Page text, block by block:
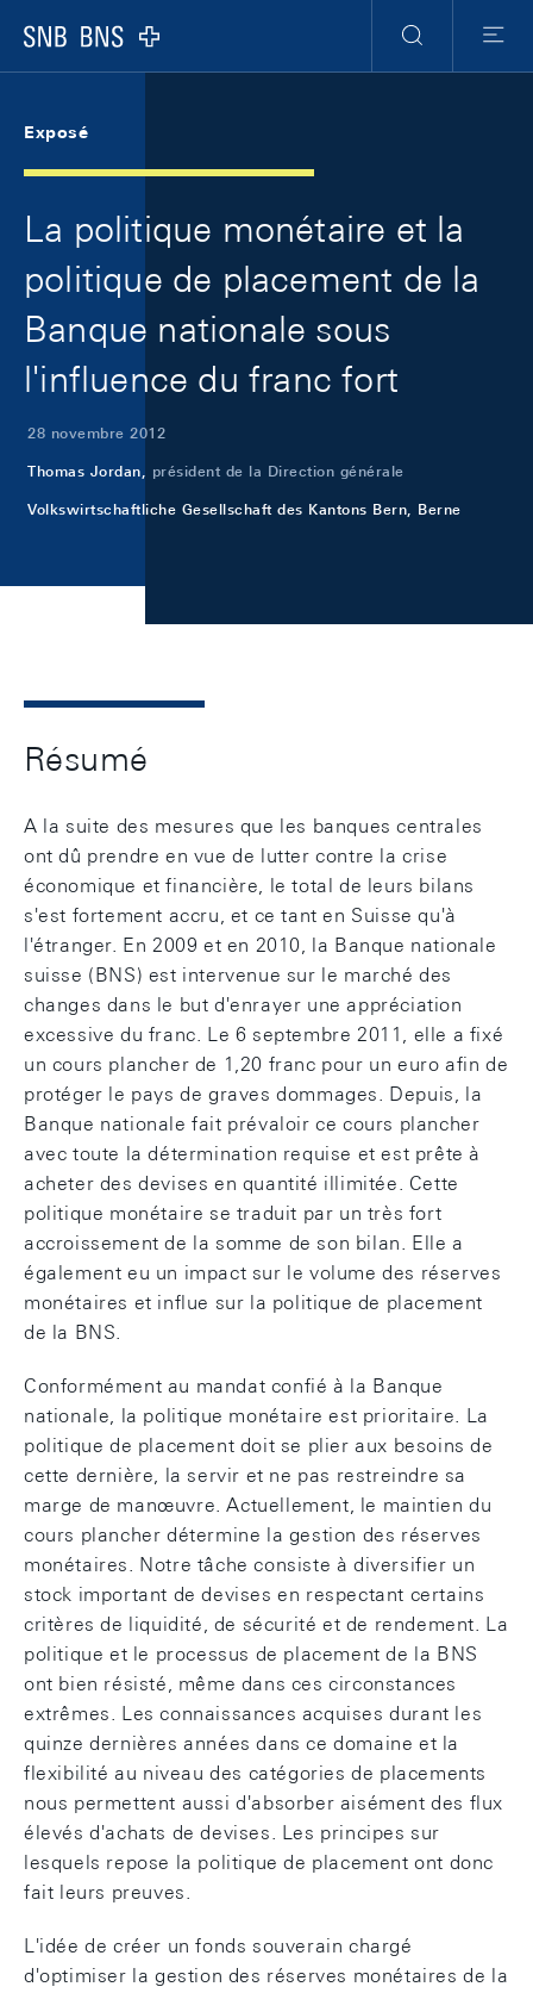
Logo
RechercheMenu
Exposé
La politique monétaire et la
politique de placement de la
Banque nationale sous
l'influence du franc fort
28 novembre 2012
Thomas Jordan, président de la Direction générale
Volkswirtschaftliche Gesellschaft des Kantons Bern, Berne
Résumé
A la suite des mesures que les banques centrales
ont dû prendre en vue de lutter contre la crise
économique et financière, le total de leurs bilans
s'est fortement accru, et ce tant en Suisse qu'à
l'étranger. En 2009 et en 2010, la Banque nationale
suisse (BNS) est intervenue sur le marché des
changes dans le but d'enrayer une appréciation
excessive du franc. Le 6 septembre 2011, elle a fixé
un cours plancher de 1,20 franc pour un euro afin de
protéger le pays de graves dommages. Depuis, la
Banque nationale fait prévaloir ce cours plancher
avec toute la détermination requise et est prête à
acheter des devises en quantité illimitée. Cette
politique monétaire se traduit par un très fort
accroissement de la somme de son bilan. Elle a
également eu un impact sur le volume des réserves
monétaires et influe sur la politique de placement
de la BNS.
Conformément au mandat confié à la Banque
nationale, la politique monétaire est prioritaire. La
politique de placement doit se plier aux besoins de
cette dernière, la servir et ne pas restreindre sa
marge de manœuvre. Actuellement, le maintien du
cours plancher détermine la gestion des réserves
monétaires. Notre tâche consiste à diversifier un
stock important de devises en respectant certains
critères de liquidité, de sécurité et de rendement. La
politique et le processus de placement de la BNS
ont bien résisté, même dans ces circonstances
extrêmes. Les connaissances acquises durant les
quinze dernières années dans ce domaine et la
flexibilité au niveau des catégories de placements
nous permettent aussi d'absorber aisément des flux
élevés d'achats de devises. Les principes sur
lesquels repose la politique de placement ont donc
fait leurs preuves.
L'idée de créer un fonds souverain chargé
d'optimiser la gestion des réserves monétaires de la